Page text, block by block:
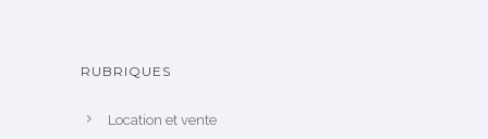
RUBRIQUES
Location et vente